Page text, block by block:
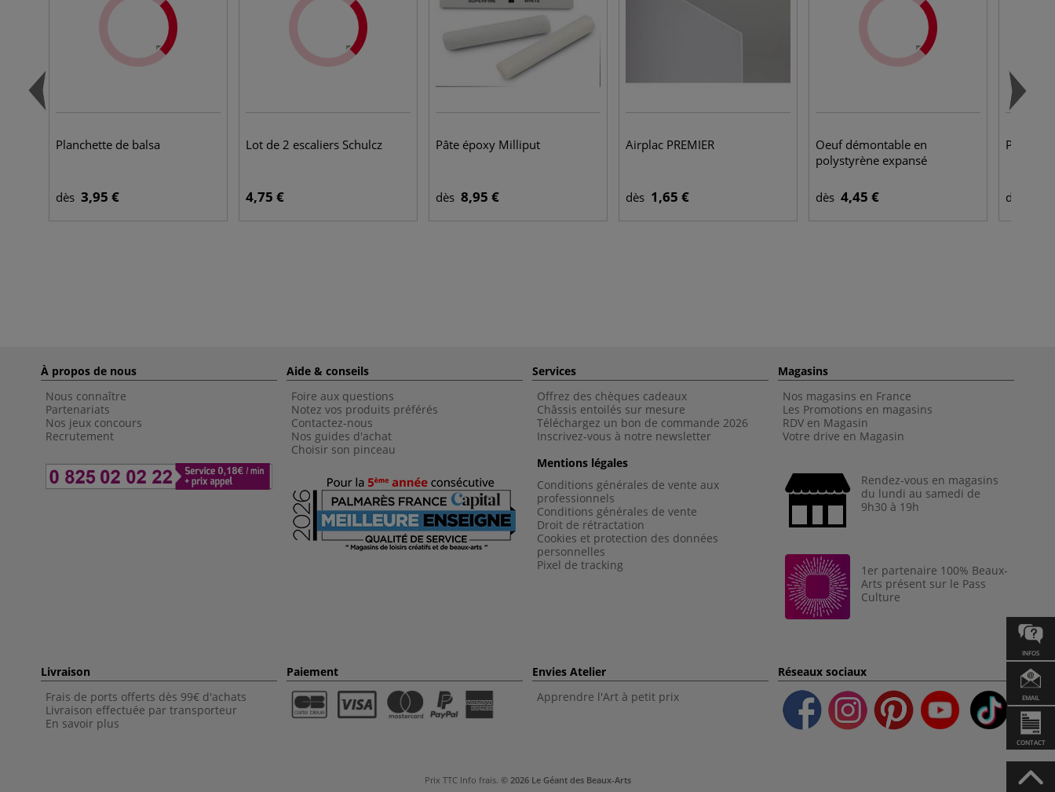
INFOS
EMAIL
CONTACT
Planchette de balsa
dès 3,95 €
Lot de 2 escaliers Schulcz
4,75 €
Pâte époxy Milliput
dès 8,95 €
Airplac PREMIER
dès 1,65 €
Oeuf démontable en
polystyrène expansé
dès 4,45 €
Plaque
dès
À propos de nous
Nous connaître
Partenariats
Nos jeux concours
Recrutement
Aide & conseils
Foire aux questions
Notez vos produits préférés
Contactez-nous
Nos guides d'achat
Choisir son pinceau
Services
Offrez des chèques cadeaux
Châssis entoilés sur mesure
Téléchargez un bon de commande 2026
Inscrivez-vous à notre newsletter
Mentions légales
Conditions générales de vente aux
professionnels
Conditions générales de vente
Droit de rétractation
Cookies et protection des données
personnelles
Pixel de tracking
Magasins
Nos magasins en France
Les Promotions en magasins
RDV en Magasin
Votre drive en Magasin
Rendez-vous en magasins
du lundi au samedi de
9h30 à 19h
1er partenaire 100% Beaux-
Arts présent sur le Pass
Culture
Livraison
Frais de ports offerts dès 99€ d'achats
Livraison effectuée par transporteur
En savoir plus
Paiement
Envies Atelier
Apprendre l'Art à petit prix
Réseaux sociaux
Prix TTC Info frais. © 2026 Le Géant des Beaux-Arts